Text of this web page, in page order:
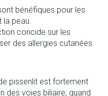
bénéfiques pour les
la peau.
coricide sur les
des allergies cutanées
pissenlit est fortement
des voies biliaire, quand